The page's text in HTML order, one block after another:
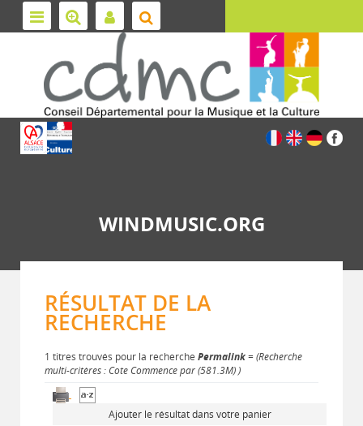
WINDMUSIC.ORG
RÉSULTAT DE LA
RECHERCHE
1 titres trouvés pour la recherche Permalink= (Recherche
multi-critères : Cote Commence par (581.3M) )
Ajouter le résultat dans votre panier